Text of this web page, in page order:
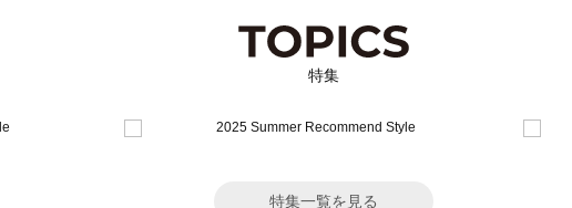
特集
特集一覧を見る